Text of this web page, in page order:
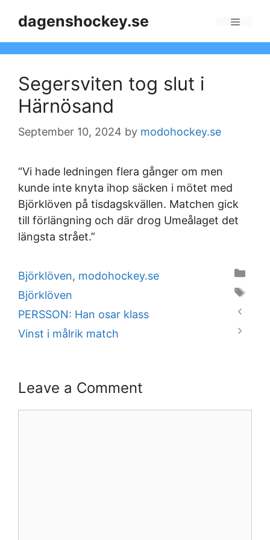
dagenshockey.se
Segersviten tog slut i
Härnösand
September 10, 2024 by modohockey.se
“Vi hade ledningen flera gånger om men
kunde inte knyta ihop säcken i mötet med
Björklöven på tisdagskvällen. Matchen gick
till förlängning och där drog Umeålaget det
längsta strået.”
Categories
Björklöven, modohockey.se
Tags
Björklöven
PERSSON: Han osar klass
Vinst i målrik match
Leave a Comment